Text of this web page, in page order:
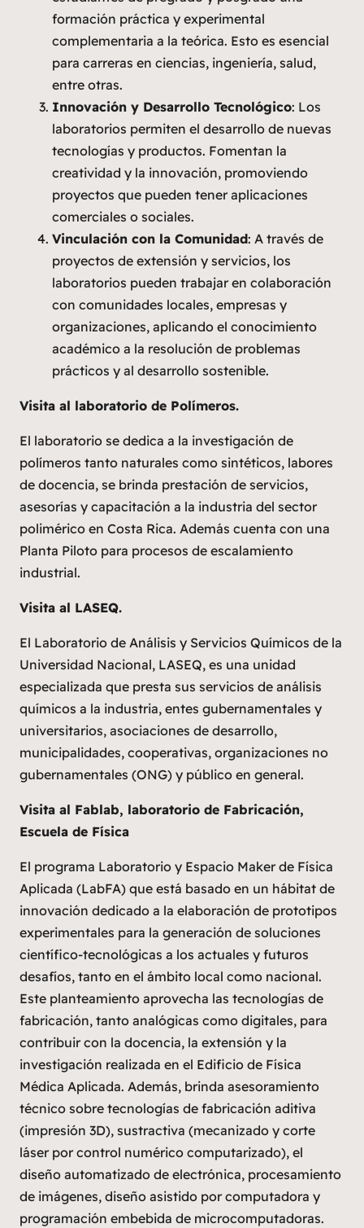
formación práctica y experimental
complementaria a la teórica. Esto es esencial
para carreras en ciencias, ingeniería, salud,
entre otras.
Innovación y Desarrollo Tecnológico: Los
laboratorios permiten el desarrollo de nuevas
tecnologías y productos. Fomentan la
creatividad y la innovación, promoviendo
proyectos que pueden tener aplicaciones
comerciales o sociales.
Vinculación con la Comunidad: A través de
proyectos de extensión y servicios, los
laboratorios pueden trabajar en colaboración
con comunidades locales, empresas y
organizaciones, aplicando el conocimiento
académico a la resolución de problemas
prácticos y al desarrollo sostenible.
Visita al laboratorio de Polímeros.
El laboratorio se dedica a la investigación de
polímeros tanto naturales como sintéticos, labores
de docencia, se brinda prestación de servicios,
asesorías y capacitación a la industria del sector
polimérico en Costa Rica. Además cuenta con una
Planta Piloto para procesos de escalamiento
industrial.
Visita al LASEQ.
El Laboratorio de Análisis y Servicios Químicos de la
Universidad Nacional, LASEQ, es una unidad
especializada que presta sus servicios de análisis
químicos a la industria, entes gubernamentales y
universitarios, asociaciones de desarrollo,
municipalidades, cooperativas, organizaciones no
gubernamentales (ONG) y público en general.
Visita al Fablab, laboratorio de Fabricación,
Escuela de Física
El programa Laboratorio y Espacio Maker de Física
Aplicada (LabFA) que está basado en un hábitat de
innovación dedicado a la elaboración de prototipos
experimentales para la generación de soluciones
científico-tecnológicas a los actuales y futuros
desafíos, tanto en el ámbito local como nacional.
Este planteamiento aprovecha las tecnologías de
fabricación, tanto analógicas como digitales, para
contribuir con la docencia, la extensión y la
investigación realizada en el Edificio de Física
Médica Aplicada. Además, brinda asesoramiento
técnico sobre tecnologías de fabricación aditiva
(impresión 3D), sustractiva (mecanizado y corte
láser por control numérico computarizado), el
diseño automatizado de electrónica, procesamiento
de imágenes, diseño asistido por computadora y
programación embebida de microcomputadoras.